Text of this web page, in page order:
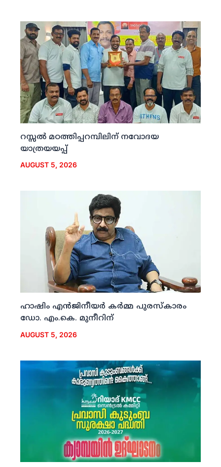
റസ്സല്‍ മഠത്തിപ്പറമ്പിലിന് നവോദയ
യാത്രയയപ്പ്
AUGUST 5, 2026
ഹാഷിം എന്‍ജിനീയര്‍ കര്‍മ്മ പുരസ്‌കാരം
ഡോ. എം.കെ. മുനീറിന്
AUGUST 5, 2026